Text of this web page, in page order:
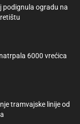
podignula ogradu na
6000 vrećica
tramvajske linije od